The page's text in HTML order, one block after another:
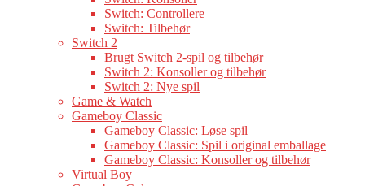
Switch: Controllere
Switch: Tilbehør
Switch 2
Brugt Switch 2-spil og tilbehør
Switch 2: Konsoller og tilbehør
Switch 2: Nye spil
Game & Watch
Gameboy Classic
Gameboy Classic: Løse spil
Gameboy Classic: Spil i original emballage
Gameboy Classic: Konsoller og tilbehør
Virtual Boy